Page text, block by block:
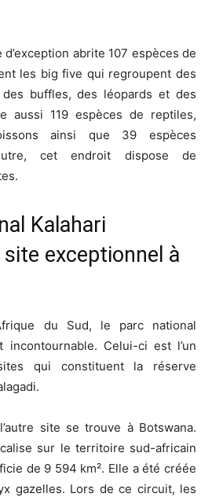
abrite 107 espèces de
les big five qui regroupent des
buffles, des léopards et des
aussi 119 espèces de reptiles,
ainsi que 39 espèces
cet endroit dispose de
Kalahari
exceptionnel à
du Sud, le parc national
incontournable. Celui-ci est l’un
qui constituent la réserve
site se trouve à Botswana.
sur le territoire sud-africain
de 9 594 km². Elle a été créée
gazelles. Lors de ce circuit, les